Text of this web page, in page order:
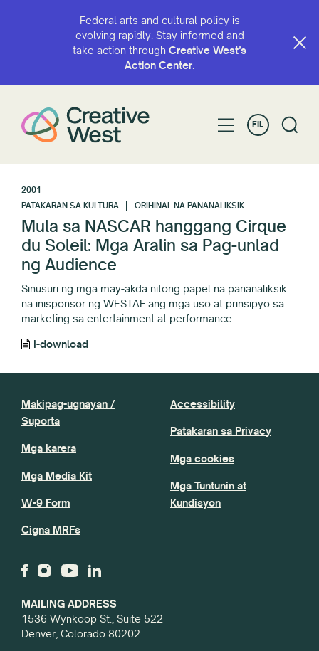
Federal arts and cultural policy is
evolving rapidly. Stay informed and
take action through Creative West’s
Action Center.
FIL
2001
PATAKARAN SA KULTURA
ORIHINAL NA PANANALIKSIK
Mula sa NASCAR hanggang Cirque
du Soleil: Mga Aralin sa Pag-unlad
ng Audience
Sinusuri ng mga may-akda nitong papel na pananaliksik
na inisponsor ng WESTAF ang mga uso at prinsipyo sa
marketing sa entertainment at performance.
I-download
MAILING ADDRESS
1536 Wynkoop St., Suite 522
Denver, Colorado 80202
Makipag-ugnayan /
Suporta
Mga karera
Mga Media Kit
W-9 Form
Cigna MRFs
Accessibility
Patakaran sa Privacy
Mga cookies
Mga Tuntunin at
Kundisyon